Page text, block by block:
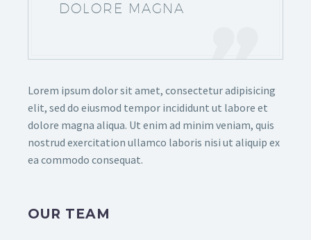
DOLORE MAGNA
Lorem ipsum dolor sit amet, consectetur adipisicing
elit, sed do eiusmod tempor incididunt ut labore et
dolore magna aliqua. Ut enim ad minim veniam, quis
nostrud exercitation ullamco laboris nisi ut aliquip ex
ea commodo consequat.
OUR TEAM